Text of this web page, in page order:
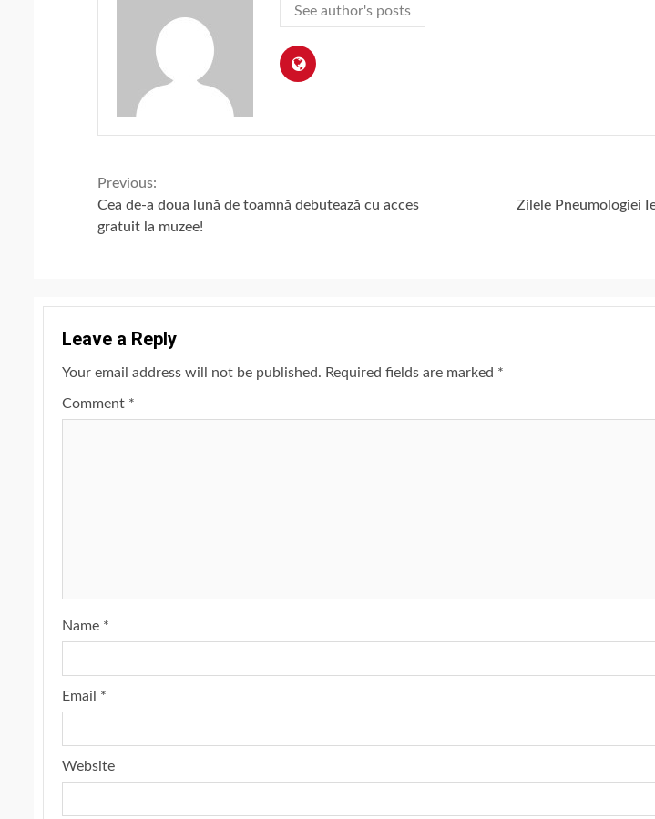
See author's posts
Continue
Reading
Previous:
Cea de-a doua lună de toamnă debutează cu acces
gratuit la muzee!
Zilele Pneumologiei
Leave a Reply
Your email address will not be published. Required fields are marked *
Comment *
Name *
Email *
Website